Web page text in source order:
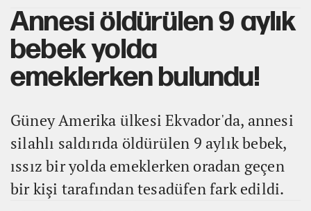
Annesi öldürülen 9 aylık
bebek yolda
emeklerken bulundu!
Güney Amerika ülkesi Ekvador'da, annesi
silahlı saldırıda öldürülen 9 aylık bebek,
ıssız bir yolda emeklerken oradan geçen
bir kişi tarafından tesadüfen fark edildi.